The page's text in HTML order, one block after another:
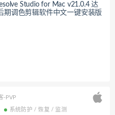
Studio for Mac v21.0.4 达
期调色剪辑软件中文一键安装版
-PVP
系统防护 / 恢复 / 监测